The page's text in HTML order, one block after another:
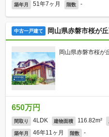
築年月 51年7ヶ月 階数 -
中古一戸建て 岡山県赤磐市桜が
岡山県赤磐市桜が
650万円
間取り 4LDK 建物面積 116.82m²
築年月 46年11ヶ月 階数 -